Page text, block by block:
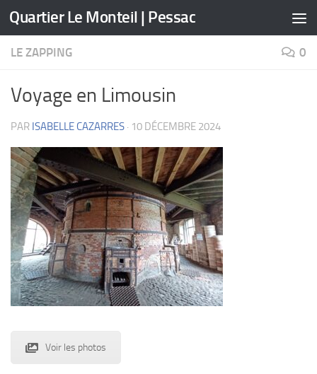
Skip to content
Quartier Le Monteil | Pessac
LE ZAPPING 0
Voyage en Limousin
PAR ISABELLE CAZARRES · 10 DÉCEMBRE 2024
Voir les photos